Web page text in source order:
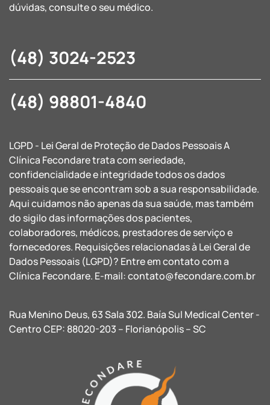
dúvidas, consulte o seu médico.
(48) 3024-2523
(48) 98801-4840
LGPD - Lei Geral de Proteção de Dados Pessoais A
Clínica Fecondare trata com seriedade,
confidencialidade e integridade todos os dados
pessoais que se encontram sob a sua responsabilidade.
Aqui cuidamos não apenas da sua saúde, mas também
do sigilo das informações dos pacientes,
colaboradores, médicos, prestadores de serviço e
fornecedores. Requisições relacionadas à Lei Geral de
Dados Pessoais (LGPD)? Entre em contato com a
Clínica Fecondare. E-mail:contato@fecondare.com.br
Rua Menino Deus, 63 Sala 302. Baía Sul Medical Center -
Centro CEP: 88020-203 – Florianópolis – SC